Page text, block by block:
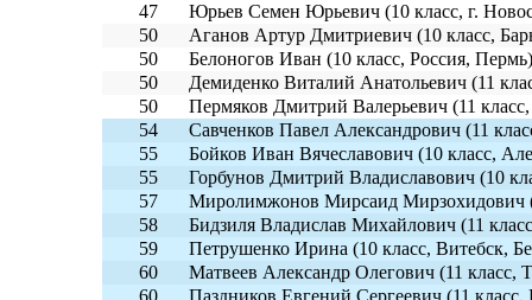
47
Юрьев Семен Юрьевич (10 класс, г.
50
Аганов Артур Дмитриевич (10 класс,
50
Белоногов Иван (10 класс, Россия,
50
Демиденко Виталий Анатольевич (11
50
Пермяков Дмитрий Валерьевич (11
54
Савченков Павел Александрович (11
55
Бойков Иван Вячеславович (10 класс,
55
Горбунов Дмитрий Владиславович (10
57
Миролимжонов Мирсаид Мирзохидович
58
Бидзиля Владислав Михайлович (11
59
Петрушенко Ирина (10 класс, Витебск,
60
Матвеев Александр Олегович (11 класс,
60
Паздников Евгений Сергеевич (11